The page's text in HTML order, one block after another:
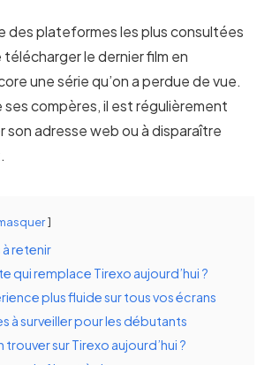
des plateformes les plus consultées
télécharger le dernier film en
une série qu’on a perdue de vue.
ses compères, il est régulièrement
son adresse web ou à disparaître
à retenir
qui remplace Tirexo aujourd’hui ?
plus fluide sur tous vos écrans
à surveiller pour les débutants
sur Tirexo aujourd’hui ?